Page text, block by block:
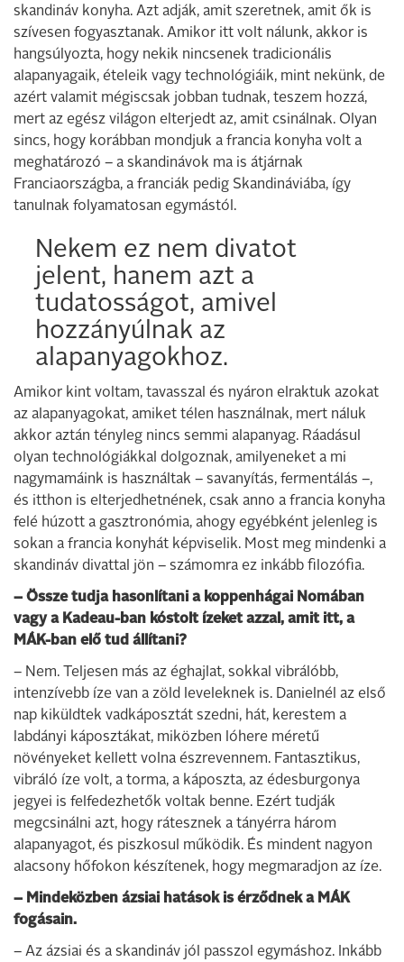
skandináv konyha. Azt adják, amit szeretnek, amit ők is
szívesen fogyasztanak. Amikor itt volt nálunk, akkor is
hangsúlyozta, hogy nekik nincsenek tradicionális
alapanyagaik, ételeik vagy technológiáik, mint nekünk, de
azért valamit mégiscsak jobban tudnak, teszem hozzá,
mert az egész világon elterjedt az, amit csinálnak. Olyan
sincs, hogy korábban mondjuk a francia konyha volt a
meghatározó – a skandinávok ma is átjárnak
Franciaországba, a franciák pedig Skandináviába, így
tanulnak folyamatosan egymástól.
Nekem ez nem divatot
jelent, hanem azt a
tudatosságot, amivel
hozzányúlnak az
alapanyagokhoz.
Amikor kint voltam, tavasszal és nyáron elraktuk azokat
az alapanyagokat, amiket télen használnak, mert náluk
akkor aztán tényleg nincs semmi alapanyag. Ráadásul
olyan technológiákkal dolgoznak, amilyeneket a mi
nagymamáink is használtak – savanyítás, fermentálás –,
és itthon is elterjedhetnének, csak anno a francia konyha
felé húzott a gasztronómia, ahogy egyébként jelenleg is
sokan a francia konyhát képviselik. Most meg mindenki a
skandináv divattal jön – számomra ez inkább filozófia.
– Össze tudja hasonlítani a koppenhágai Nomában
vagy a Kadeau-ban kóstolt ízeket azzal, amit itt, a
MÁK-ban elő tud állítani?
– Nem. Teljesen más az éghajlat, sokkal vibrálóbb,
intenzívebb íze van a zöld leveleknek is. Danielnél az első
nap kiküldtek vadkáposztát szedni, hát, kerestem a
labdányi káposztákat, miközben lóhere méretű
növényeket kellett volna észrevennem. Fantasztikus,
vibráló íze volt, a torma, a káposzta, az édesburgonya
jegyei is felfedezhetők voltak benne. Ezért tudják
megcsinálni azt, hogy rátesznek a tányérra három
alapanyagot, és piszkosul működik. És mindent nagyon
alacsony hőfokon készítenek, hogy megmaradjon az íze.
– Mindeközben ázsiai hatások is érződnek a MÁK
fogásain.
– Az ázsiai és a skandináv jól passzol egymáshoz. Inkább